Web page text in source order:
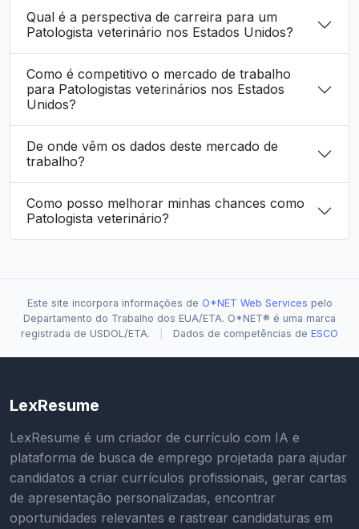
Qual é a perspectiva de carreira para um
Patologista veterinário nos Estados Unidos?
Como é competitivo o mercado de trabalho
para Patologistas veterinários nos Estados
Unidos?
De onde vêm os dados deste mercado de
trabalho?
Como posso melhorar minhas chances como
Patologista veterinário?
Este site incorpora informações de O*NET Web Services pelo
Departamento do Trabalho dos EUA/ETA. O*NET® é uma marca
registrada de USDOL/ETA.
Dados de competências de ESCO
LexResume
LexResume é um criador de currículo com IA e
plataforma de busca de emprego projetada para ajudar
candidatos a criar currículos profissionais, gerar cartas
de apresentação personalizadas, encontrar
oportunidades relevantes e rastrear candidaturas em